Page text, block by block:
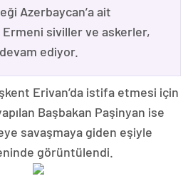
Azerbaycan’a ait
siviller ve askerler,
ediyor.
Erivan’da istifa etmesi için
Başbakan Paşinyan ise
savaşmaya giden eşiyle
görüntülendi.